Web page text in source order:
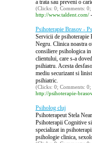
a trata sau preveni o
(Clicks: 0; Comments:
http://www.taldent.com/-
Psihoterapie Brasov -
Servicii de psihoterapie
Negru. Clinica noastra
consiliere psihologica
clientului, care s-a
psihiatru. Acesta
mediu securizant si
psihiatric.
(Clicks: 0; Comments:
http://psihoterapie-
Psiholog cluj
Psihoterapeut Stela
Psihoterapii Cognitive
specializat in
psihologie clinica,